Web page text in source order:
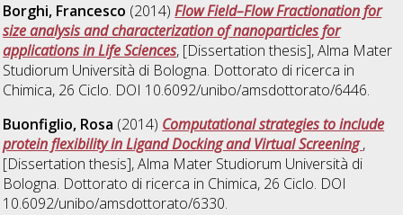
Borghi, Francesco (2014)Flow Field–Flow Fractionation for
size analysis and characterization of nanoparticles for
applications in Life Sciences, [Dissertation thesis], Alma Mater
Studiorum Università di Bologna. Dottorato di ricerca in
Chimica, 26 Ciclo. DOI 10.6092/unibo/amsdottorato/6446.
Buonfiglio, Rosa (2014) Computational strategies to include
protein flexibility in Ligand Docking and Virtual Screening,
[Dissertation thesis], Alma Mater Studiorum Università di
Bologna. Dottorato di ricerca in Chimica, 26 Ciclo. DOI
10.6092/unibo/amsdottorato/6330.